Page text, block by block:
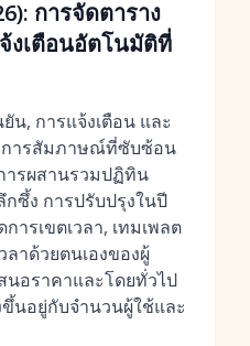
การจัดตาราง
งเตือนอัตโนมัติที่
น, การแจ้งเตือน และ
การสัมภาษณ์ที่ซับซ้อน
ารผสานรวมปฏิทิน
ซึ้ง การปรับปรุงในปี
ารเขตเวลา, เทมเพลต
ลาด้วยตนเองของผู้
นอราคาและโดยทั่วไป
นอยู่กับจำนวนผู้ใช้และ